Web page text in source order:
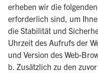
erheben wir die
erforderlich sind, um
die Stabilität und
Uhrzeit des Aufrufs der
und Version des Web-
b. Zusätzlich zu den